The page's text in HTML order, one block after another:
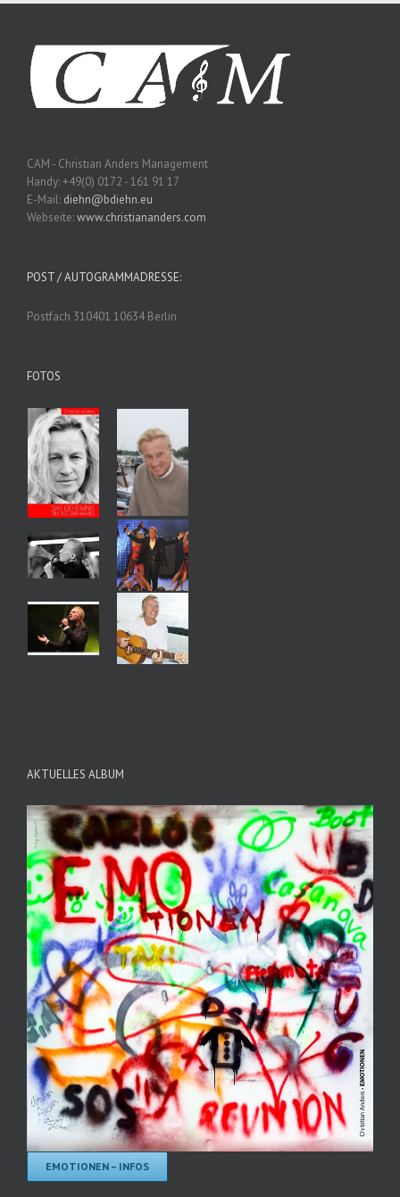
CAM - Christian Anders Management
Handy: +49(0) 0172 - 161 91 17
E-Mail: diehn@bdiehn.eu
Webseite:www.christiananders.com
POST / AUTOGRAMMADRESSE:
Postfach 310401 10634 Berlin
FOTOS
AKTUELLES ALBUM
EMOTIONEN – INFOS